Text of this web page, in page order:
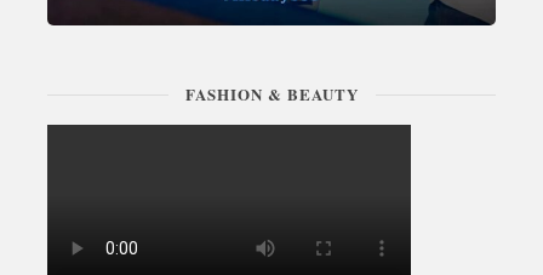
FASHION & BEAUTY